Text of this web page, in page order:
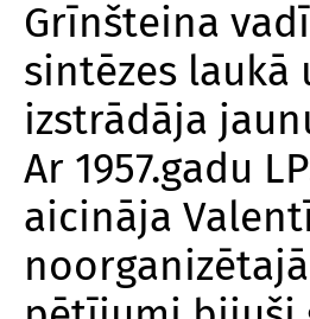
Grīnšteina
sintēzes laukā
izstrādāja
Ar 1957.gadu
aicināja